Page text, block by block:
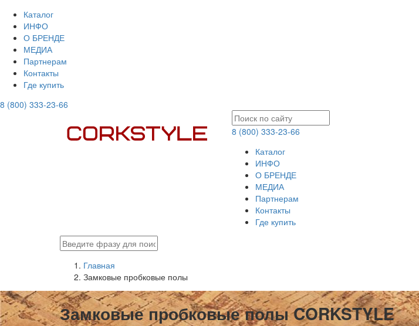
Каталог
ИНФО
О БРЕНДЕ
МЕДИА
Партнерам
Контакты
Где купить
8 (800) 333-23-66
8 (800) 333-23-66
Каталог
ИНФО
О БРЕНДЕ
МЕДИА
Партнерам
Контакты
Где купить
Главная
Замковые пробковые полы
Замковые пробковые полы CORKSTYLE